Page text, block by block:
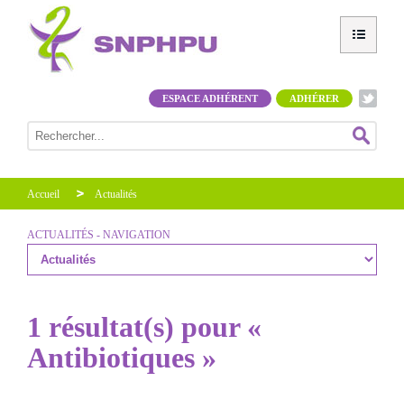
ADHÉRER
ESPACE ADHÉRENT
Accueil Actualités
ACTUALITÉS - NAVIGATION
1 résultat(s) pour «
Antibiotiques »